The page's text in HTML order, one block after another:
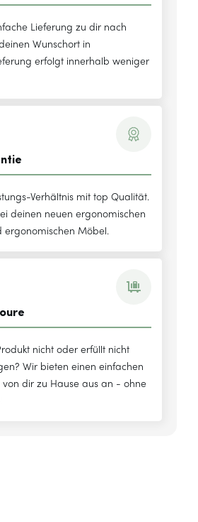
Lieferung zu dir nach
Wunschort in
erfolgt innerhalb weniger
Verhältnis mit top Qualität.
deinen neuen ergonomischen
ergonomischen Möbel.
nicht oder erfüllt nicht
Wir bieten einen einfachen
von dir zu Hause aus an - ohne